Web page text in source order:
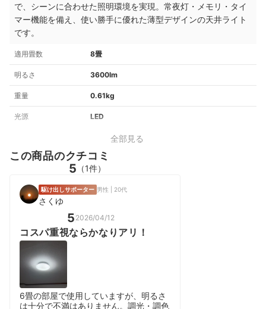
で、シーンに合わせた照明環境を実現。常夜灯・メモリ・タイ
マー機能を備え、使い勝手に優れた薄型デザインの天井ライト
です。
適用畳数 8畳
明るさ 3600lm
重量 0.61kg
光源 LED
全部見る
この商品のクチコミ
5 （1件）
駆け出しサポーター 男性 | 20代
さくゆ
5 2026/04/12
コスパ重視ならかなりアリ！
6畳の部屋で使用していますが、明るさ
は十分で不満はありません。調光・調色